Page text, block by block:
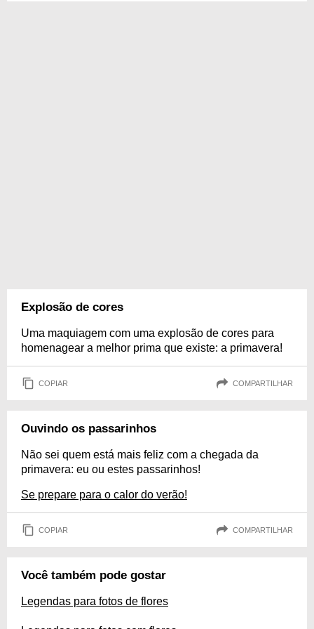
Explosão de cores
Uma maquiagem com uma explosão de cores para
homenagear a melhor prima que existe: a primavera!
COPIAR COMPARTILHAR
Ouvindo os passarinhos
Não sei quem está mais feliz com a chegada da
primavera: eu ou estes passarinhos!
Se prepare para o calor do verão!
COPIAR COMPARTILHAR
Você também pode gostar
Legendas para fotos de flores